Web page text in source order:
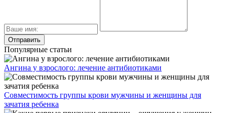
Популярные статьи
Ангина у взрослого: лечение антибиотиками
Совместимость группы крови мужчины и женщины для
зачатия ребенка